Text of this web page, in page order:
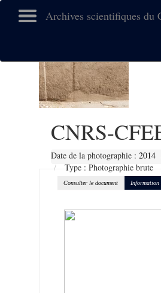
Archives scientifiques du
CNRS-
Date de la photographie : 2014
Type : Photographie brute
Consulter le document Information